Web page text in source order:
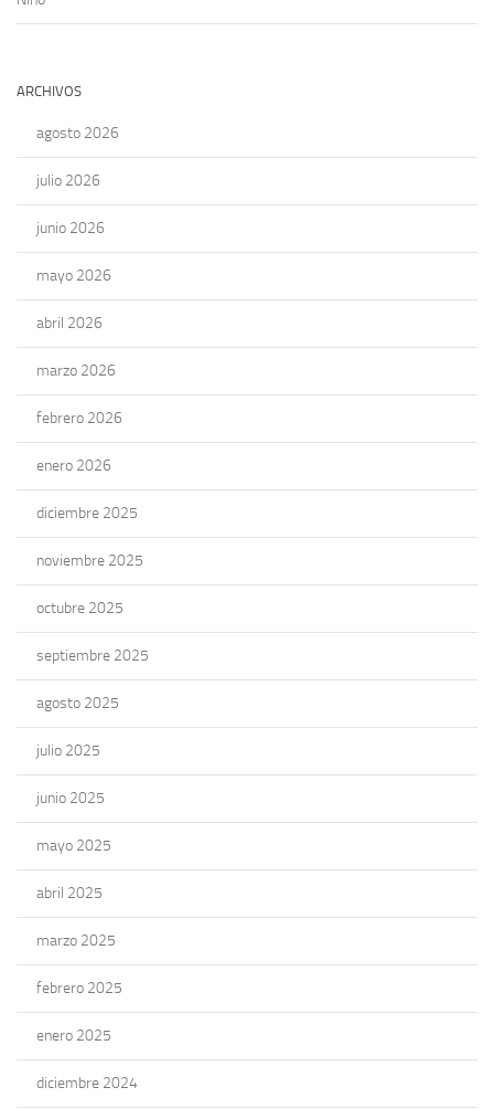
ARCHIVOS
agosto 2026
julio 2026
junio 2026
mayo 2026
abril 2026
marzo 2026
febrero 2026
enero 2026
diciembre 2025
noviembre 2025
octubre 2025
septiembre 2025
agosto 2025
julio 2025
junio 2025
mayo 2025
abril 2025
marzo 2025
febrero 2025
enero 2025
diciembre 2024